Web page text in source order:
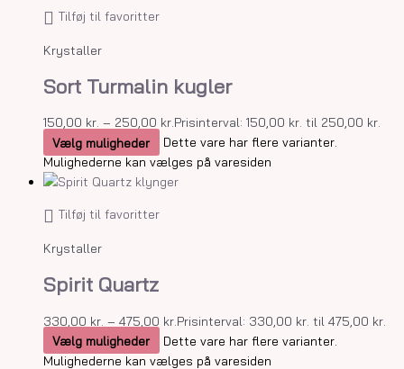
Tilføj til favoritter
Krystaller
Sort Turmalin kugler
150,00 kr. – 250,00 kr. Prisinterval: 150,00 kr. til 250,00 kr.
Vælg muligheder
Dette vare har flere varianter.
Mulighederne kan vælges på varesiden
Tilføj til favoritter
Krystaller
Spirit Quartz
330,00 kr. – 475,00 kr. Prisinterval: 330,00 kr. til 475,00 kr.
Vælg muligheder
Dette vare har flere varianter.
Mulighederne kan vælges på varesiden